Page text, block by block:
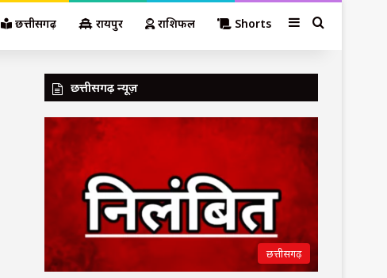
छत्तीसगढ़ रायपुर राशिफल Shorts SidebarSearch for
छत्तीसगढ़ न्यूज़
छत्तीसगढ़